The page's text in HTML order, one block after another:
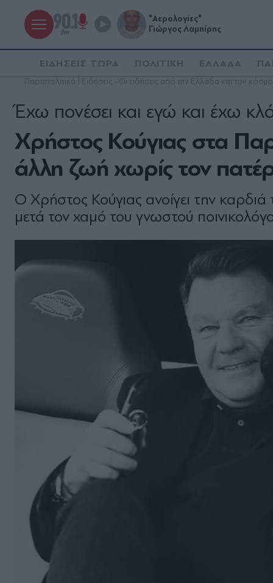
"Αερολογίες"
Γιώργος Λαμπίρης
ΕΙΔΗΣΕΙΣ ΤΩΡΑ ΠΟΛΙΤΙΚΗ ΕΛΛΑΔΑ
Παραπολιτικά | Ειδήσεις - Οι ειδήσεις από την Ελλάδα και τον κόσμο
Χρήστος Κούγιας στα
άλλη ζωή χωρίς τον
Έχω πονέσει και εγώ και έχω
Ο Χρήστος Κούγιας ανοίγει την καρδιά
μετά τον χαμό του γνωστού